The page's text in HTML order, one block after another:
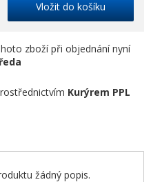
Vložit do košíku
zboží při objednání nyní
Kurýrem PPL
žádný popis.